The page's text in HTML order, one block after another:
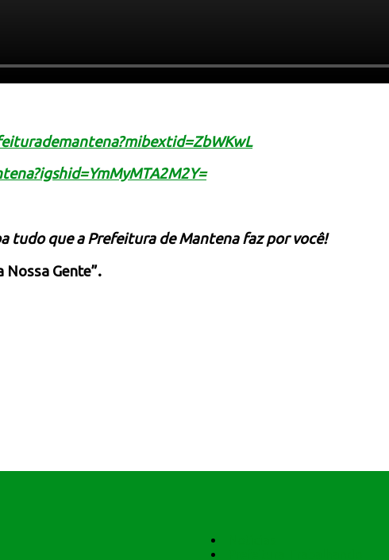
tudo que a Prefeitura de Mantena faz por você!
Nossa Gente”.